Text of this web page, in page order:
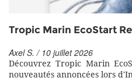
Tropic Marin EcoStart
Axel S. / 10 juillet 2026
Découvrez Tropic Marin
nouveautés annoncées lors